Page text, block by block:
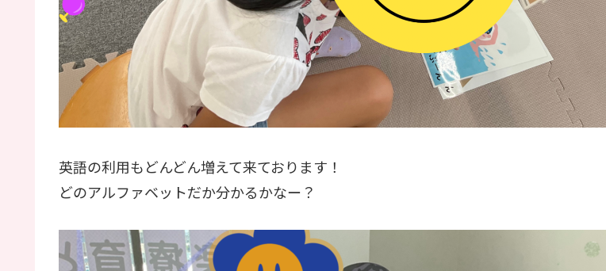
英語の利用もどんどん増えて来ております！
どのアルファベットだか分かるかなー？